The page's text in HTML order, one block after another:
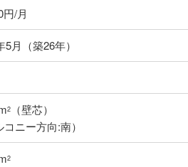
入力してください。
融機関によって異なります。
円/月
頭金比率 0%）
予定されている金融機関等にご確認の
いたします。初期設定で自動入力されてい
ける貸出金利とは何ら関係がなく、実際
を何ら保証するものではありません。返
円/月
5月（築26年）
2
（壁芯）
コニー方向:南）
2